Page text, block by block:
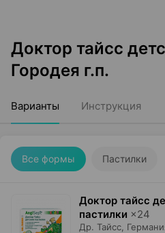
Доктор тайсс
Городея г.п.
Варианты Инструкция
Все формы Пастилки
Доктор тайсс
пастилки ×24
Др. Тайсс ,